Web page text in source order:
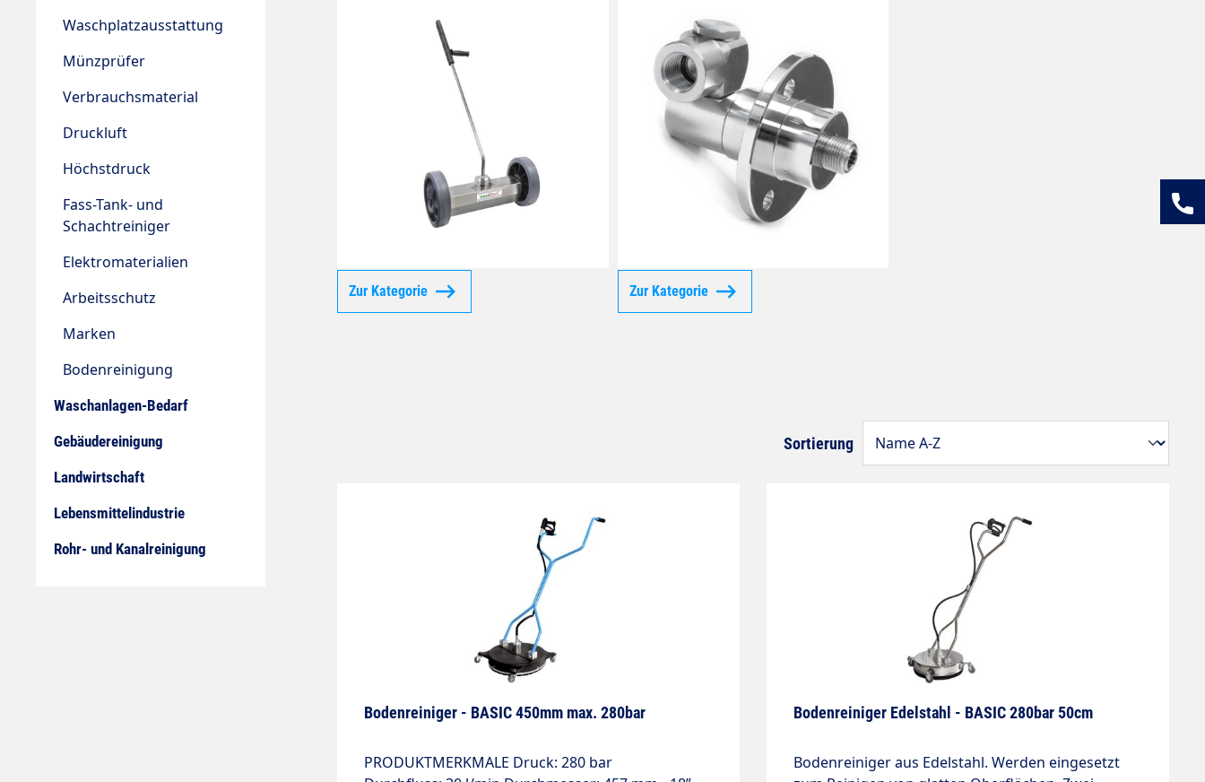
Waschplatzausstattung
Münzprüfer
Verbrauchsmaterial
Druckluft
Höchstdruck
Fass-Tank- und
Schachtreiniger
Elektromaterialien
Arbeitsschutz
Marken
Bodenreinigung
Waschanlagen-Bedarf
Gebäudereinigung
Landwirtschaft
Lebensmittelindustrie
Rohr- und Kanalreinigung
Zur Kategorie Zur Kategorie
Sortierung
Bodenreiniger - BASIC 450mm max. 280bar
PRODUKTMERKMALE Druck: 280 bar
Bodenreiniger Edelstahl - BASIC 280bar 50cm
Bodenreiniger aus Edelstahl. Werden eingesetzt